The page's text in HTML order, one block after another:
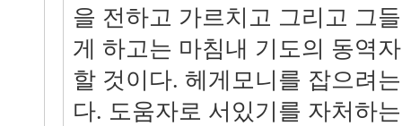
을 전하고 가르치고 그리고 그
게 하고는 마침내 기도의 동역
할 것이다. 헤게모니를 잡으려
다. 도움자로 서있기를 자처하